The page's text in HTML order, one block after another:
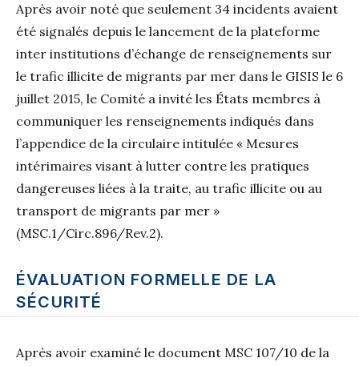
Après avoir noté que seulement 34 incidents avaient
été signalés depuis le lancement de la plateforme
inter institutions d’échange de renseignements sur
le trafic illicite de migrants par mer dans le GISIS le 6
juillet 2015, le Comité a invité les États membres à
communiquer les renseignements indiqués dans
l’appendice de la circulaire intitulée « Mesures
intérimaires visant à lutter contre les pratiques
dangereuses liées à la traite, au trafic illicite ou au
transport de migrants par mer »
(MSC.1/Circ.896/Rev.2).
ÉVALUATION FORMELLE DE LA
SÉCURITÉ
Après avoir examiné le document MSC 107/10 de la